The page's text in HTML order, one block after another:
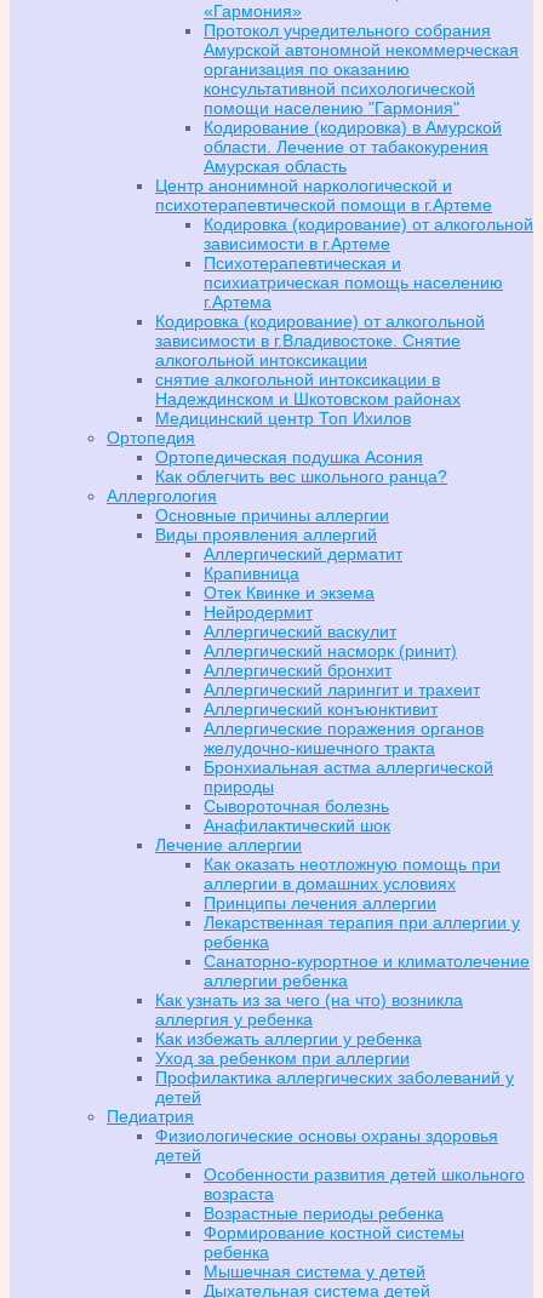
«Гармония»
Протокол учредительного собрания
Амурской автономной некоммерческая
организация по оказанию
консультативной психологической
помощи населению "Гармония"
Кодирование (кодировка) в Амурской
области. Лечение от табакокурения
Амурская область
Центр анонимной наркологической и
психотерапевтической помощи в г.Артеме
Кодировка (кодирование) от алкогольной
зависимости в г.Артеме
Психотерапевтическая и
психиатрическая помощь населению
г.Артема
Кодировка (кодирование) от алкогольной
зависимости в г.Владивостоке. Снятие
алкогольной интоксикации
снятие алкогольной интоксикации в
Надеждинском и Шкотовском районах
Медицинский центр Топ Ихилов
Ортопедия
Ортопедическая подушка Асония
Как облегчить вес школьного ранца?
Аллергология
Основные причины аллергии
Виды проявления аллергий
Аллергический дерматит
Крапивница
Отек Квинке и экзема
Нейродермит
Аллергический васкулит
Аллергический насморк (ринит)
Аллергический бронхит
Аллергический ларингит и трахеит
Аллергический конъюнктивит
Аллергические поражения органов
желудочно-кишечного тракта
Бронхиальная астма аллергической
природы
Сывороточная болезнь
Анафилактический шок
Лечение аллергии
Как оказать неотложную помощь при
аллергии в домашних условиях
Принципы лечения аллергии
Лекарственная терапия при аллергии у
ребенка
Санаторно-курортное и климатолечение
аллергии ребенка
Как узнать из за чего (на что) возникла
аллергия у ребенка
Как избежать аллергии у ребенка
Уход за ребенком при аллергии
Профилактика аллергических заболеваний у
детей
Педиатрия
Физиологические основы охраны здоровья
детей
Особенности развития детей школьного
возраста
Возрастные периоды ребенка
Формирование костной системы
ребенка
Мышечная система у детей
Дыхательная система детей